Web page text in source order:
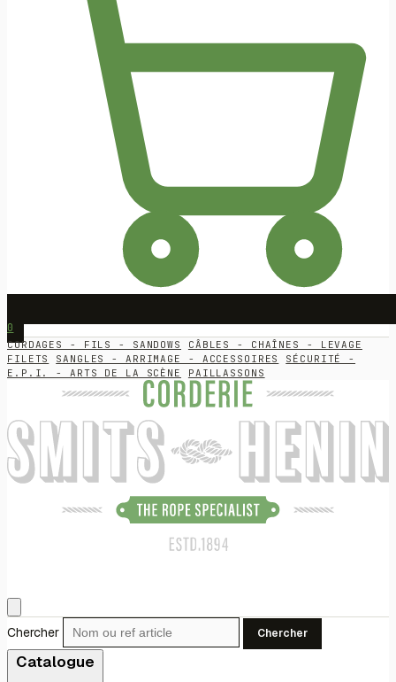
0
CORDAGES - FILS - SANDOWS
CÂBLES - CHAÎNES - LEVAGE
FILETS
SANGLES - ARRIMAGE - ACCESSOIRES
SÉCURITÉ -
E.P.I. - ARTS DE LA SCÈNE
PAILLASSONS
Chercher Chercher
Catalogue